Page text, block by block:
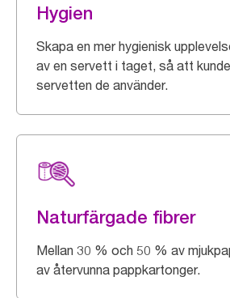
Hygien
Skapa en mer hygienisk
av en servett i taget, så att
servetten de använder.
Naturfärgade fibrer
Mellan 30 % och 50 % av
av återvunna pappkartonger.